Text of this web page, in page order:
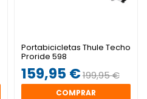
Portabicicletas Thule Techo
Proride 598
159,95 €199,95 €
COMPRAR